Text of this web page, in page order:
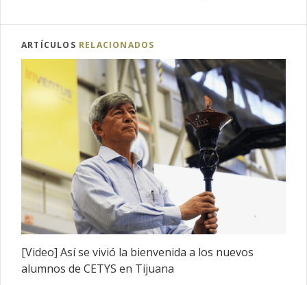
ARTÍCULOS RELACIONADOS
[Video] Así se vivió la bienvenida a los nuevos
alumnos de CETYS en Tijuana